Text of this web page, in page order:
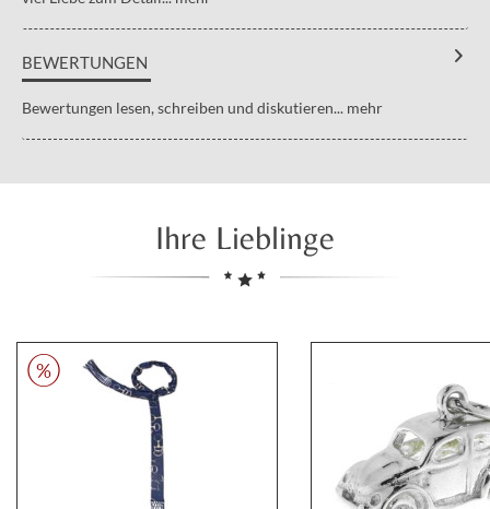
BEWERTUNGEN
Bewertungen lesen, schreiben und diskutieren... mehr
Ihre Lieblinge